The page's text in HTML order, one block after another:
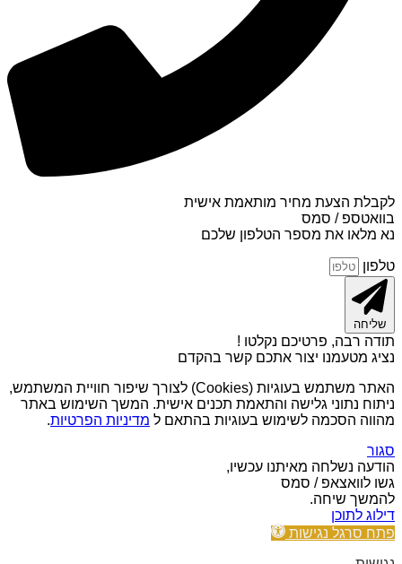
לקבלת הצעת מחיר מותאמת אישית
בוואטספ / סמס
נא מלאו את מספר הטלפון שלכם
טלפון
שליחה
תודה רבה, פרטיכם נקלטו !
נציג מטעמנו יצור אתכם קשר בהקדם
האתר משתמש בעוגיות (Cookies) לצורך שיפור חוויית המשתמש,
ניתוח נתוני גלישה והתאמת תכנים אישית. המשך השימוש באתר
מהווה הסכמה לשימוש בעוגיות בהתאם ל מדיניות הפרטיות.
סגור
הודעה נשלחה מאיתנו עכשיו,
גשו לוואצאפ / סמס
להמשך שיחה.
דילוג לתוכן
פתח סרגל נגישות